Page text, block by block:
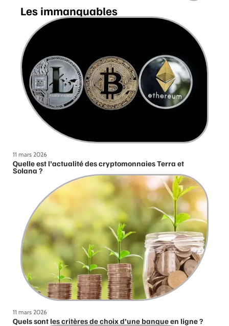
Les immanquables
11 mars 2026
Quelle est l’actualité des cryptomonnaies Terra et
Solana ?
11 mars 2026
Quels sont les critères de choix d’une banque en ligne ?